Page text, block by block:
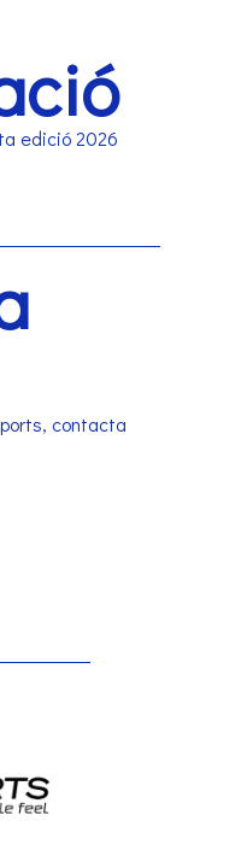
edició 2026
contacta